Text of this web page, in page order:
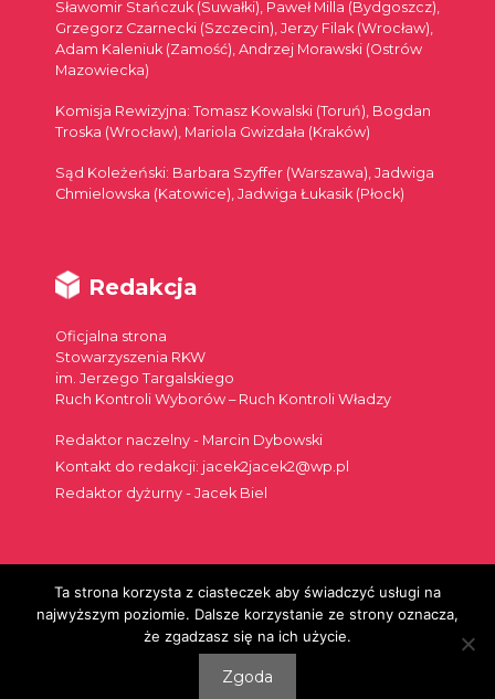
Sławomir Stańczuk (Suwałki), Paweł Milla (Bydgoszcz),
Grzegorz Czarnecki (Szczecin), Jerzy Filak (Wrocław),
Adam Kaleniuk (Zamość), Andrzej Morawski (Ostrów
Mazowiecka)
Komisja Rewizyjna: Tomasz Kowalski (Toruń), Bogdan
Troska (Wrocław), Mariola Gwizdała (Kraków)
Sąd Koleżeński: Barbara Szyffer (Warszawa), Jadwiga
Chmielowska (Katowice), Jadwiga Łukasik (Płock)
Redakcja
Oficjalna strona
Stowarzyszenia RKW
im. Jerzego Targalskiego
Ruch Kontroli Wyborów – Ruch Kontroli Władzy
Redaktor naczelny - Marcin Dybowski
Kontakt do redakcji: jacek2jacek2@wp.pl
Redaktor dyżurny - Jacek Biel
Ta strona korzysta z ciasteczek aby świadczyć usługi na
najwyższym poziomie. Dalsze korzystanie ze strony oznacza,
że zgadzasz się na ich użycie.
Zgoda